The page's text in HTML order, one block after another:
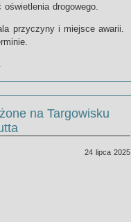
drogowego.
przyczyny i miejsce awarii.
na Targowisku
24 lipca 2025